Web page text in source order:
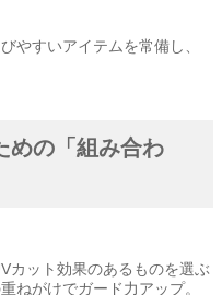
やすいアイテムを常備し、
めの「組み合わ
カット効果のあるものを選ぶ
ねがけでガード力アップ。